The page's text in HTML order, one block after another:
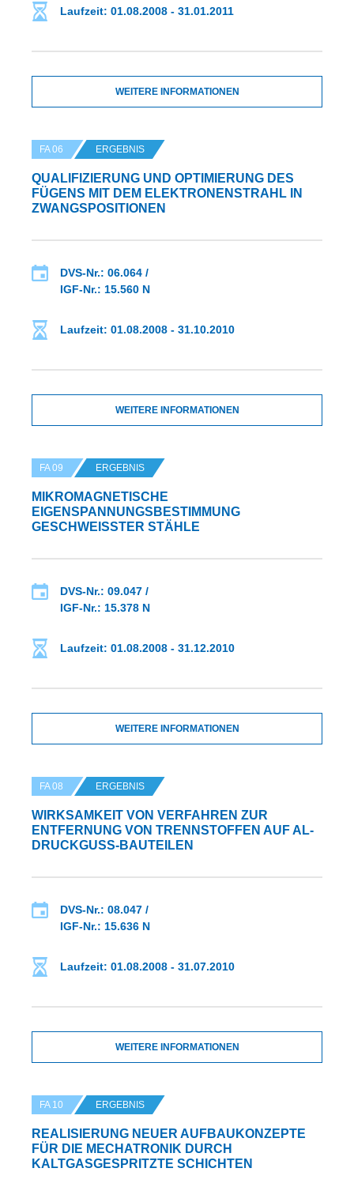
Laufzeit: 01.08.2008 - 31.01.2011
WEITERE INFORMATIONEN
FA 06 ERGEBNIS
QUALIFIZIERUNG UND OPTIMIERUNG DES
FÜGENS MIT DEM ELEKTRONENSTRAHL IN
ZWANGSPOSITIONEN
DVS-Nr.: 06.064 /
IGF-Nr.: 15.560 N
Laufzeit: 01.08.2008 - 31.10.2010
WEITERE INFORMATIONEN
FA 09 ERGEBNIS
MIKROMAGNETISCHE
EIGENSPANNUNGSBESTIMMUNG
GESCHWEISSTER STÄHLE
DVS-Nr.: 09.047 /
IGF-Nr.: 15.378 N
Laufzeit: 01.08.2008 - 31.12.2010
WEITERE INFORMATIONEN
FA 08 ERGEBNIS
WIRKSAMKEIT VON VERFAHREN ZUR
ENTFERNUNG VON TRENNSTOFFEN AUF AL-
DRUCKGUSS-BAUTEILEN
DVS-Nr.: 08.047 /
IGF-Nr.: 15.636 N
Laufzeit: 01.08.2008 - 31.07.2010
WEITERE INFORMATIONEN
FA 10 ERGEBNIS
REALISIERUNG NEUER AUFBAUKONZEPTE
FÜR DIE MECHATRONIK DURCH
KALTGASGESPRITZTE SCHICHTEN